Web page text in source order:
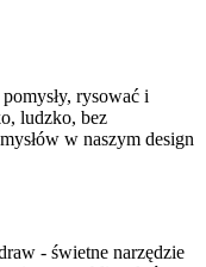
rysować i
ludzko, bez
w naszym design
- świetne narzędzie